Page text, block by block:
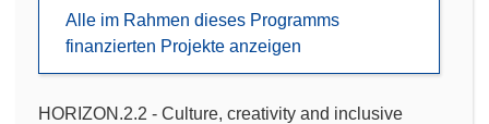
Alle im Rahmen dieses Programms
finanzierten Projekte anzeigen
HORIZON.2.2 - Culture, creativity and inclusive